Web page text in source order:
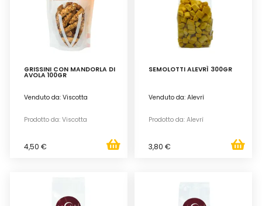
GRISSINI CON MANDORLA DI
AVOLA 100GR
Venduto da: Viscotta
Prodotto da: Viscotta
4,50 €
SEMOLOTTI ALEVRÌ 300GR
Venduto da: Alevrì
Prodotto da: Alevrì
3,80 €